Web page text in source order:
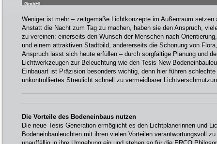
GmbH]
Weniger ist mehr – zeitgemäße Lichtkonzepte im Außenraum
Anstatt die Nacht zum Tag zu machen, haben sie den Anspruch,
zu vereinen: einerseits den Wunsch der Menschen nach
und einem attraktiven Stadtbild, andererseits die Schonung von
Anspruch lässt sich heute erfüllen – durch sorgfältige Planung und
Lichtwerkzeugen zur Beleuchtung wie den Tesis New
Einbauart ist Präzision besonders wichtig, denn hier führen
unkontrolliertes Streulicht schnell zu vermeidbarer
Die Vorteile des Bodeneinbaus nutzen
Die neue Tesis Generation ermöglicht es den Lichtplanerinnen und
Bodeneinbauleuchten mit ihren vielen Vorteilen verantwortungsvoll